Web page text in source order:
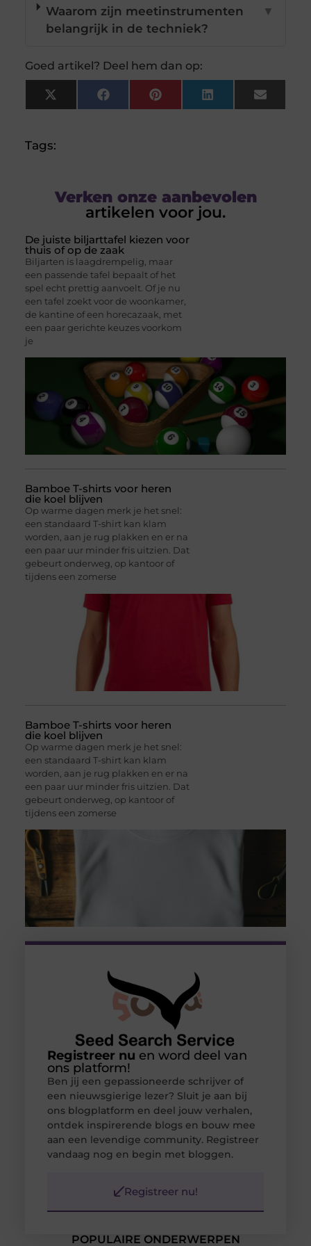
Waarom zijn meetinstrumenten
belangrijk in de techniek?
▼
Goed artikel? Deel hem dan op:
X
(Twitter)
FacebookPinterestLinkedInEmail
Tags:
Verken onze aanbevolen
artikelen voor jou.
De juiste biljarttafel kiezen voor
thuis of op de zaak
Biljarten is laagdrempelig, maar
een passende tafel bepaalt of het
spel echt prettig aanvoelt. Of je nu
een tafel zoekt voor de woonkamer,
de kantine of een horecazaak, met
een paar gerichte keuzes voorkom
je
Bamboe T-shirts voor heren
die koel blijven
Op warme dagen merk je het snel:
een standaard T-shirt kan klam
worden, aan je rug plakken en er na
een paar uur minder fris uitzien. Dat
gebeurt onderweg, op kantoor of
tijdens een zomerse
Bamboe T-shirts voor heren
die koel blijven
Op warme dagen merk je het snel:
een standaard T-shirt kan klam
worden, aan je rug plakken en er na
een paar uur minder fris uitzien. Dat
gebeurt onderweg, op kantoor of
tijdens een zomerse
POPULAIRE ONDERWERPEN
Registreer nu en word deel van
ons platform!
Ben jij een gepassioneerde schrijver of
een nieuwsgierige lezer? Sluit je aan bij
ons blogplatform en deel jouw verhalen,
ontdek inspirerende blogs en bouw mee
aan een levendige community. Registreer
vandaag nog en begin met bloggen.
Registreer nu!